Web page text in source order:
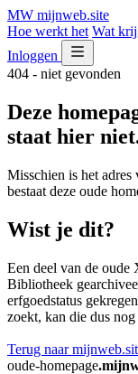
MW mijnweb.site
Hoe werkt het Wat
Inloggen
404 - niet gevonden
Deze
staat hier
Misschien is het adres
bestaat deze oude
Wist je dit?
Een deel van de
Bibliotheek
erfgoedstatus
zoekt, kan die dus
Terug naar
oude-homepage